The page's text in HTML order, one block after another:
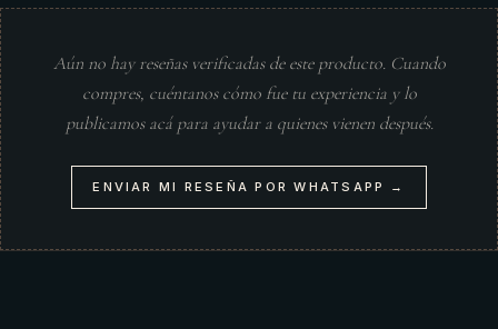
Aún no hay reseñas verificadas de este producto. Cuando
compres, cuéntanos cómo fue tu experiencia y lo
publicamos acá para ayudar a quienes vienen después.
ENVIAR MI RESEÑA POR WHATSAPP →